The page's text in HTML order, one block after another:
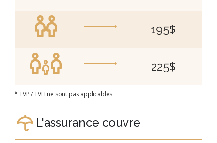
195$
225$
* TVP / TVH ne sont pas applicables
L'assurance couvre